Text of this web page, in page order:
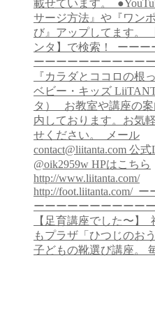
【足育講座でした〜】
もプラザ「ひつじのお
子どもの靴選び講座。